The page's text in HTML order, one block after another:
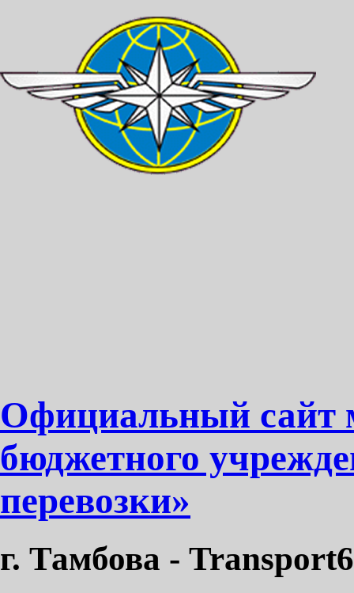
Официальный сайт
бюджетного
перевозки»
г. Тамбова -